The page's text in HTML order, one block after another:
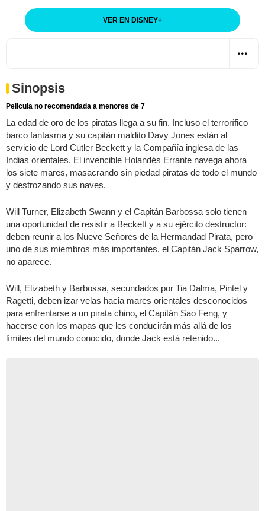
VER EN DISNEY+
Sinopsis
Pelicula no recomendada a menores de 7
La edad de oro de los piratas llega a su fin. Incluso el terrorífico
barco fantasma y su capitán maldito Davy Jones están al
servicio de Lord Cutler Beckett y la Compañía inglesa de las
Indias orientales. El invencible Holandés Errante navega ahora
los siete mares, masacrando sin piedad piratas de todo el mundo
y destrozando sus naves.
Will Turner, Elizabeth Swann y el Capitán Barbossa solo tienen
una oportunidad de resistir a Beckett y a su ejército destructor:
deben reunir a los Nueve Señores de la Hermandad Pirata, pero
uno de sus miembros más importantes, el Capitán Jack Sparrow,
no aparece.
Will, Elizabeth y Barbossa, secundados por Tia Dalma, Pintel y
Ragetti, deben izar velas hacia mares orientales desconocidos
para enfrentarse a un pirata chino, el Capitán Sao Feng, y
hacerse con los mapas que les conducirán más allá de los
límites del mundo conocido, donde Jack está retenido...